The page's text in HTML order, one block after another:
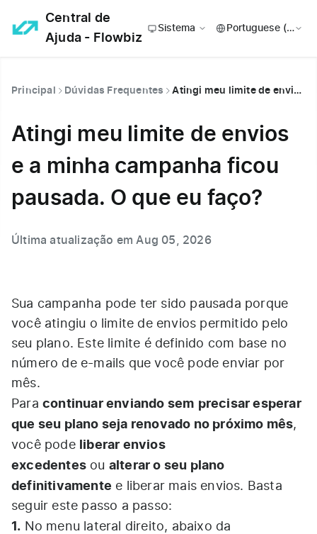
Central de
Ajuda - Flowbiz
Sistema
Principal Dúvidas Frequentes Atingi meu limite de envios e a minha campanha ficou pausada. O que eu faço?
Atingi meu limite de envios
e a minha campanha ficou
pausada. O que eu faço?
Última atualização em Aug 05, 2026
Sua campanha pode ter sido pausada porque
você atingiu o limite de envios permitido pelo
seu plano. Este limite é definido com base no
número de e-mails que você pode enviar por
mês.
Para continuar enviando sem precisar esperar
que seu plano seja renovado no próximo mês,
você pode liberar envios
excedentes ou alterar o seu plano
definitivamente e liberar mais envios. Basta
seguir este passo a passo:
1. No menu lateral direito, abaixo da